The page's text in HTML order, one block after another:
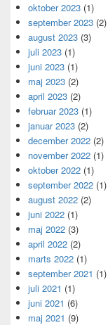
oktober 2023 (1)
september 2023 (2)
august 2023 (3)
juli 2023 (1)
juni 2023 (1)
maj 2023 (2)
april 2023 (2)
februar 2023 (1)
januar 2023 (2)
december 2022 (2)
november 2022 (1)
oktober 2022 (1)
september 2022 (1)
august 2022 (2)
juni 2022 (1)
maj 2022 (3)
april 2022 (2)
marts 2022 (1)
september 2021 (1)
juli 2021 (1)
juni 2021 (6)
maj 2021 (9)